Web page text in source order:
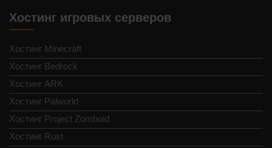
Хостинг игровых серверов
Хостинг Minecraft
Хостинг Bedrock
Хостинг ARK
Хостинг Palworld
Хостинг Project Zomboid
Хостинг Rust